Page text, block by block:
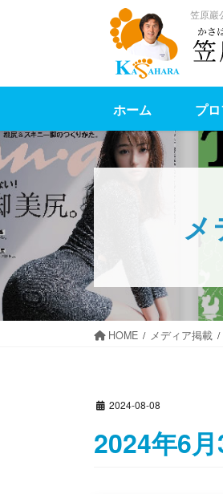
笠原巖
ホーム プ
メ
HOME メディア掲載
2024-08-08
2024年6